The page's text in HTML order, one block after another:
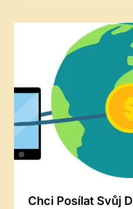
Chci Posílat Svůj